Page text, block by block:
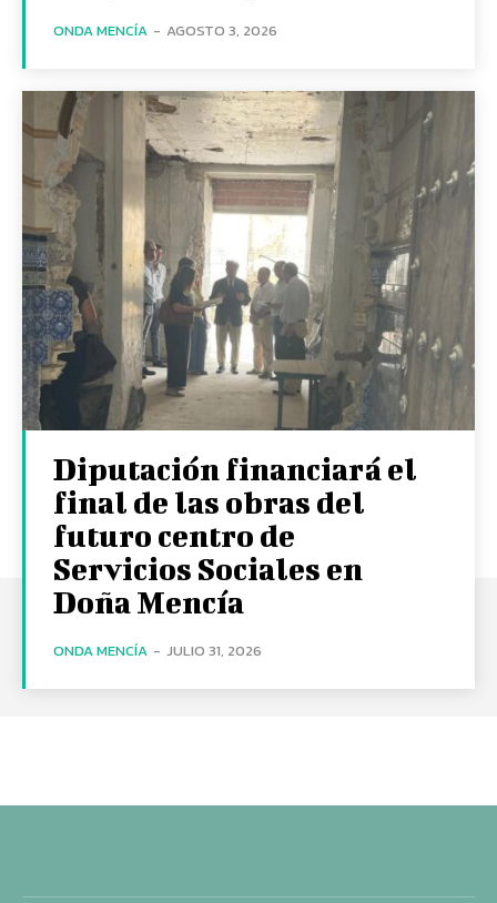
ONDA MENCÍA - AGOSTO 3, 2026
Diputación financiará el
final de las obras del
futuro centro de
Servicios Sociales en
Doña Mencía
ONDA MENCÍA - JULIO 31, 2026